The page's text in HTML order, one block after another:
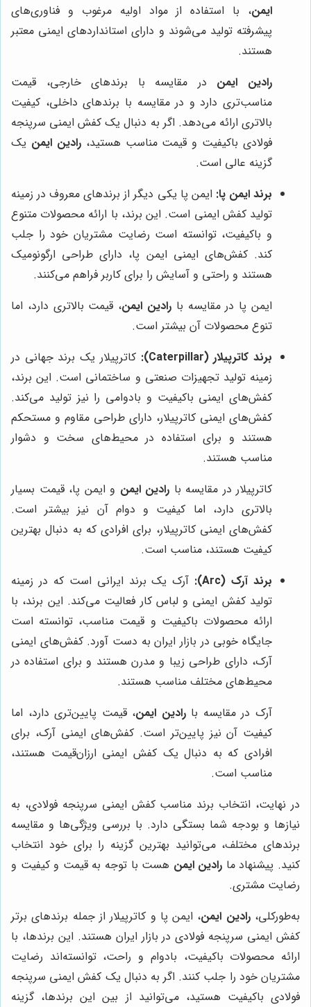
ایمن، با استفاده از مواد اولیه مرغوب و فناوری‌های
پیشرفته تولید می‌شوند و دارای استانداردهای ایمنی معتبر
هستند.
رادین ایمن در مقایسه با برندهای خارجی، قیمت
مناسب‌تری دارد و در مقایسه با برندهای داخلی، کیفیت
بالاتری ارائه می‌دهد. اگر به دنبال یک کفش ایمنی سرپنجه
فولادی باکیفیت و قیمت مناسب هستید،رادین ایمن یک
گزینه عالی است.
برند ایمن پا: ایمن پا یکی دیگر از برندهای معروف در زمینه
تولید کفش ایمنی است. این برند، با ارائه محصولات متنوع
و باکیفیت، توانسته است رضایت مشتریان خود را جلب
کند. کفش‌های ایمنی ایمن پا، دارای طراحی ارگونومیک
هستند و راحتی و آسایش را برای کاربر فراهم می‌کنند.
ایمن پا در مقایسه با رادین ایمن، قیمت بالاتری دارد، اما
تنوع محصولات آن بیشتر است.
برند کاترپیلار (Caterpillar):
کاترپیلار یک برند جهانی در
زمینه تولید تجهیزات صنعتی و ساختمانی است. این برند،
کفش‌های ایمنی باکیفیت و بادوامی را نیز تولید می‌کند.
کفش‌های ایمنی کاترپیلار، دارای طراحی مقاوم و مستحکم
هستند و برای استفاده در محیط‌های سخت و دشوار
مناسب هستند.
کاترپیلار در مقایسه با رادین ایمن و ایمن پا، قیمت بسیار
بالاتری دارد، اما کیفیت و دوام آن نیز بیشتر است.
کفش‌های ایمنی کاترپیلار، برای افرادی که به دنبال بهترین
کیفیت هستند، مناسب است.
برند آرک (Arc):
آرک یک برند ایرانی است که در زمینه
تولید کفش ایمنی و لباس کار فعالیت می‌کند. این برند، با
ارائه محصولات باکیفیت و قیمت مناسب، توانسته است
جایگاه خوبی در بازار ایران به دست آورد. کفش‌های ایمنی
آرک، دارای طراحی زیبا و مدرن هستند و برای استفاده در
محیط‌های مختلف مناسب هستند.
آرک در مقایسه بارادین ایمن، قیمت پایین‌تری دارد، اما
کیفیت آن نیز پایین‌تر است. کفش‌های ایمنی آرک، برای
افرادی که به دنبال یک کفش ایمنی ارزان‌قیمت هستند،
مناسب است.
در نهایت، انتخاب برند مناسب کفش ایمنی سرپنجه فولادی، به
نیازها و بودجه شما بستگی دارد. با بررسی ویژگی‌ها و مقایسه
برندهای مختلف، می‌توانید بهترین گزینه را برای خود انتخاب
کنید. پیشنهاد ما رادین ایمن هست با توجه به قیمت و کیفیت و
رضایت مشتری.
به‌طورکلی،رادین ایمن، ایمن پا و کاترپیلار از جمله برندهای برتر
کفش ایمنی سرپنجه فولادی در بازار ایران هستند. این برندها، با
ارائه محصولات باکیفیت، بادوام و راحت، توانسته‌اند رضایت
مشتریان خود را جلب کنند. اگر به دنبال یک کفش ایمنی سرپنجه
فولادی باکیفیت هستید، می‌توانید از بین این برندها، گزینه